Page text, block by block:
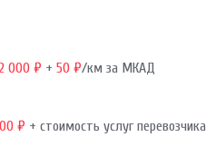
2 000 ₽ +50 ₽/км за МКАД
₽ + стоимость услуг перевозчика